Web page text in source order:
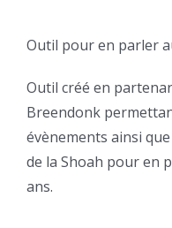
Outil pour en parler
Outil créé en
Breendonk
évènements ainsi
de la Shoah pour en
ans.